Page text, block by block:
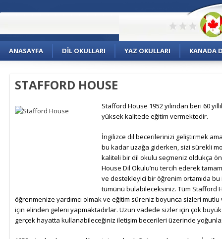
ANASAYFA DIL OKULLARI YAZ OKULLARI KANADA
STAFFORD HOUSE
Stafford House 1952 yılından beri 60
yüksek kalitede eğitim vermektedir.
İngilizce dil becerilerinizi geliştirmek
bu kadar uzağa giderken, sizi sürekli
kaliteli bir dil okulu seçmeniz oldukça
House Dil Okulu’nu tercih ederek
ve destekleyici bir öğrenim ortamıda bu
tümünü bulabileceksiniz. Tüm Stafford
öğrenmenize yardımcı olmak ve eğitim süreniz boyunca sizleri mutlu
için elinden geleni yapmaktadırlar. Uzun vadede sizler için çok
gerçek hayatta kullanabileceğiniz iletişim becerileri üzerinde